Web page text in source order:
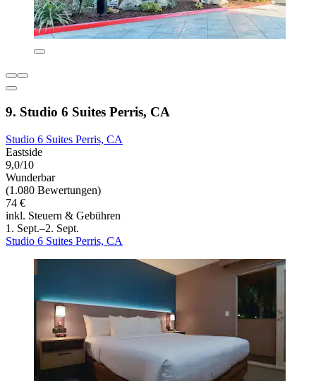
9. Studio 6 Suites Perris, CA
Studio 6 Suites Perris, CA
Eastside
9,0/10
Wunderbar
(1.080 Bewertungen)
74 €
inkl. Steuern & Gebühren
1. Sept.–2. Sept.
Studio 6 Suites Perris, CA